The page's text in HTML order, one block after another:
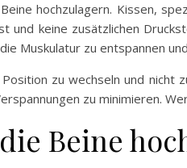
hochzulagern. Kissen,
und keine zusätzlichen
Muskulatur zu entspannen
zu wechseln und nicht
zu minimieren.
Beine